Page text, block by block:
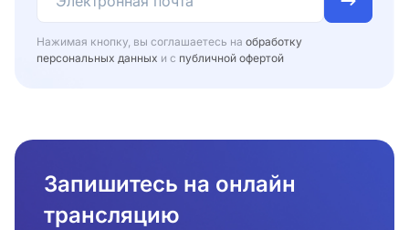
Нажимая кнопку, вы соглашаетесь на обработку
персональных данных и с публичной офертой
Запишитесь на онлайн
трансляцию